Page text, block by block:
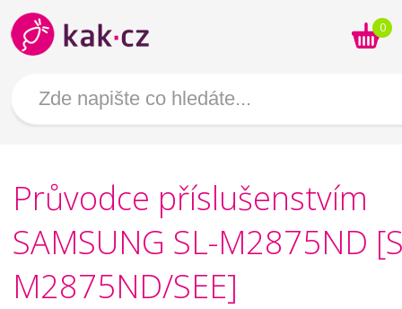
0
Průvodce příslušenstvím
SAMSUNG SL-M2875ND
M2875ND/SEE]